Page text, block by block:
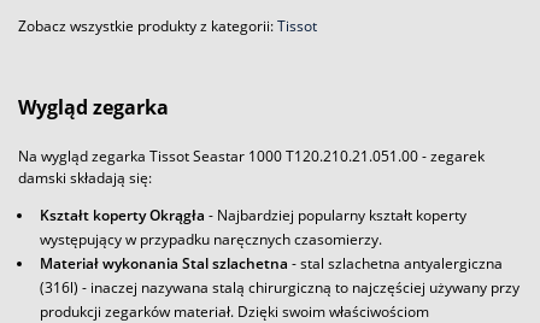
Zobacz wszystkie produkty z kategorii:Tissot
Wygląd zegarka
Na wygląd zegarka Tissot Seastar 1000 T120.210.21.051.00 - zegarek
damski składają się:
Kształt koperty Okrągła - Najbardziej popularny kształt koperty
występujący w przypadku naręcznych czasomierzy.
Materiał wykonania Stal szlachetna - stal szlachetna antyalergiczna
(316l) - inaczej nazywana stalą chirurgiczną to najczęściej używany przy
produkcji zegarków materiał. Dzięki swoim właściwościom